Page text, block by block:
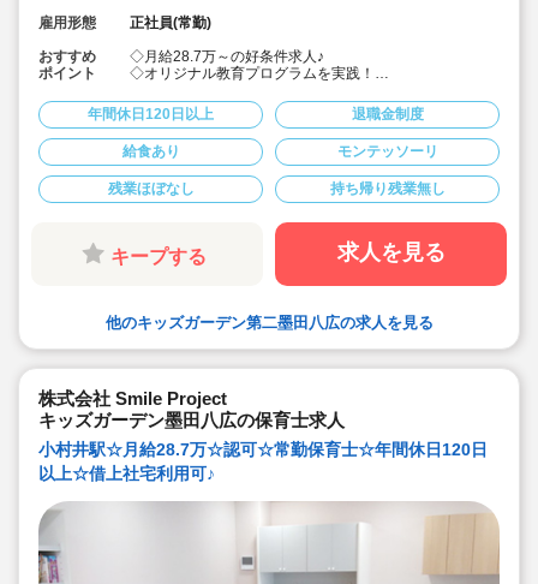
雇用形態
正社員(常勤)
おすすめ
ポイント
◇月給28.7万～の好条件求人♪
◇オリジナル教育プログラムを実践！
ラムを取り入れ、園児たちの可能性を広げている他、先
生のアイデアをもとに新しいプログラムを実施すること
もあるので、「得意なこと」「好きなこと」を活かすチ
ャンスがあります！
◇子どもが主体，保育環境による働きかけ中心の「見守
る保育」に取り組んでいます。
◇園長や本社スタッフなどへキャリアアップも可能で
◇宿舎借り上げ制度利用可能です。（同居の宿舎借り上
げも相談出来ます！）
◇引っ越し代補助あり。
丈夫。得意な保育を活かしてください。
す。先生たち一人ひとりの個性を存分に発揮できる保育
園です！
年間休日120日以上 退職金制度
給食あり モンテッソーリ
残業ほぼなし 持ち帰り残業無し
キープする 求人を見る
他のキッズガーデン第二墨田八広の求人を見る
株式会社 Smile Project
キッズガーデン墨田八広の保育士求人
小村井駅☆月給28.7万☆認可☆常勤保育士☆年間休日120日
以上☆借上社宅利用可♪